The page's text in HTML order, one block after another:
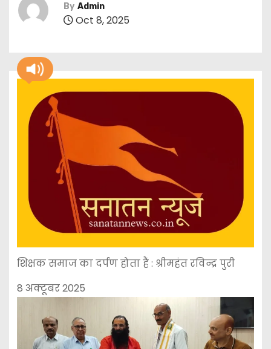
By Admin
Oct 8, 2025
शिक्षक समाज का दर्पण होता हैं : श्रीमहंत रविन्द्र पुरी
8 अक्टूबर 2025